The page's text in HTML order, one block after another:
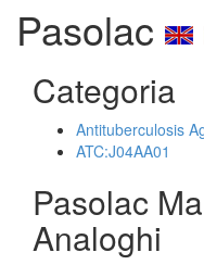
Pasolac
Categoria
Antituberculosis
ATC:J04AA01
Pasolac
Analoghi